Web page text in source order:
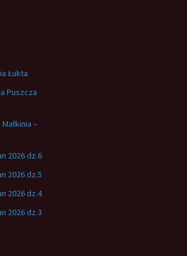
Łukta
Puszcza
–
2026 dz.6
2026 dz.5
2026 dz.4
2026 dz.3